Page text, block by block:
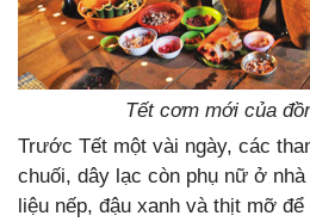
Tết cơm mới của
Trước Tết một vài ngày, các
chuối, dây lạc còn phụ nữ ở
liệu nếp, đậu xanh và thịt mỡ